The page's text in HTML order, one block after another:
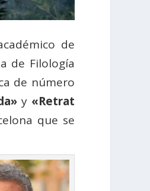
de
de Filología
de número
y «Retrat
que se